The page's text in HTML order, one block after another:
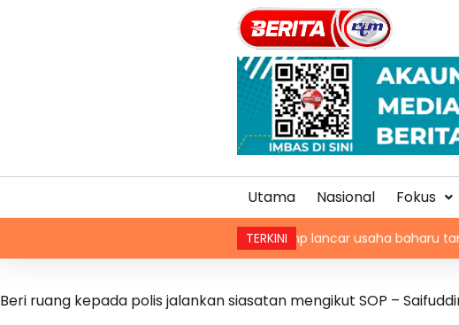
Utama Nasional Fokus
TERKINI
Trump lancar usaha baharu tangani isu
Beri ruang kepada polis jalankan siasatan mengikut SOP –